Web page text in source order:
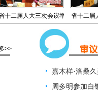
十二届人大三次会议举 省十二届
>>
嘉木样·洛桑
团审议时提出
周多明参加白